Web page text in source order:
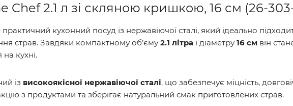
Chef 2.1 л зі скляною кришкою, 16 см (26-
кухонний посуд із нержавіючої сталі, який ідеально
страв. Завдяки компактному об’єму 2.1 літра і діаметру 16 см він
кухні.
із високоякісної нержавіючої сталі, що забезпечує міцність,
з продуктами та зберігає натуральний смак приготовлених страв.